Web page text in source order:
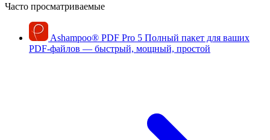
Часто просматриваемые
Ashampoo® PDF Pro 5 Полный пакет для ваших
PDF-файлов — быстрый, мощный, простой